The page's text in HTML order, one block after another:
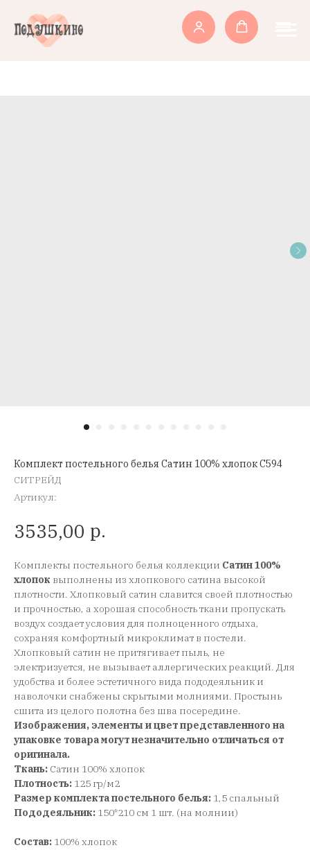
Комплект постельного белья Сатин 100% хлопок C594
СИТРЕЙД
Артикул:
3535,00 р.
Комплекты постельного белья коллекции Сатин 100%
хлопок выполнены из хлопкового сатина высокой
плотности. Хлопковый сатин славится своей плотностью
и прочностью, а хорошая способность ткани пропускать
воздух создает условия для полноценного отдыха,
сохраняя комфортный микроклимат в постели.
Хлопковый сатин не притягивает пыль, не
электризуется, не вызывает аллергических реакций. Для
удобства и более эстетичного вида пододеяльник и
наволочки снабжены скрытыми молниями. Простынь
сшита из целого полотна без шва посередине.
Изображения, элементы и цвет представленного на
упаковке товара могут незначительно отличаться от
оригинала.
Ткань: Сатин 100% хлопок
Плотность: 125 гр/м2
Размер комплекта постельного белья: 1,5 спальный
Пододеяльник: 150*210 см 1 шт. (на молнии)
Состав: 100% хлопок